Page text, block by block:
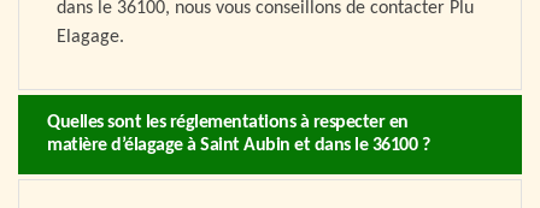
dans le 36100, nous vous conseillons de contacter Plu
Elagage.
Quelles sont les réglementations à respecter en
matière d’élagage à Saint Aubin et dans le 36100 ?